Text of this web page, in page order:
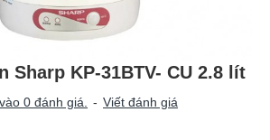
Sharp KP-31BTV- CU 2.8 lít
0 đánh giá. - Viết đánh giá